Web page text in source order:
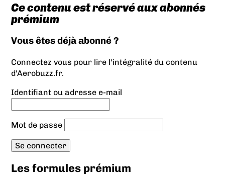
Ce contenu est réservé aux abonnés
prémium
Vous êtes déjà abonné ?
Connectez vous pour lire l'intégralité du contenu
d'Aerobuzz.fr.
Identifiant ou adresse e-mail
Mot de passe
Les formules prémium